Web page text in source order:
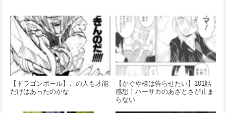
【ドラゴンボール】この人も才能
だけはあったのかな
【かぐや様は告らせたい】101話
感想！ハーサカのあざとさが止ま
らない